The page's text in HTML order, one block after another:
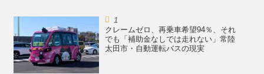
クレームゼロ、再乗車希望94％、それ
でも「補助金なしでは走れない」常陸
太田市・自動運転バスの現実